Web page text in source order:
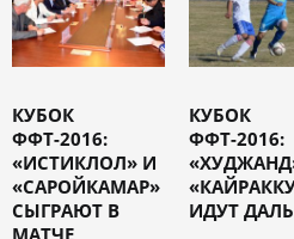
КУБОК
ФФТ-2016:
«ИСТИКЛОЛ» И
«САРОЙКАМАР»
СЫГРАЮТ В
КУБОК
ФФТ-2016:
ИДУТ